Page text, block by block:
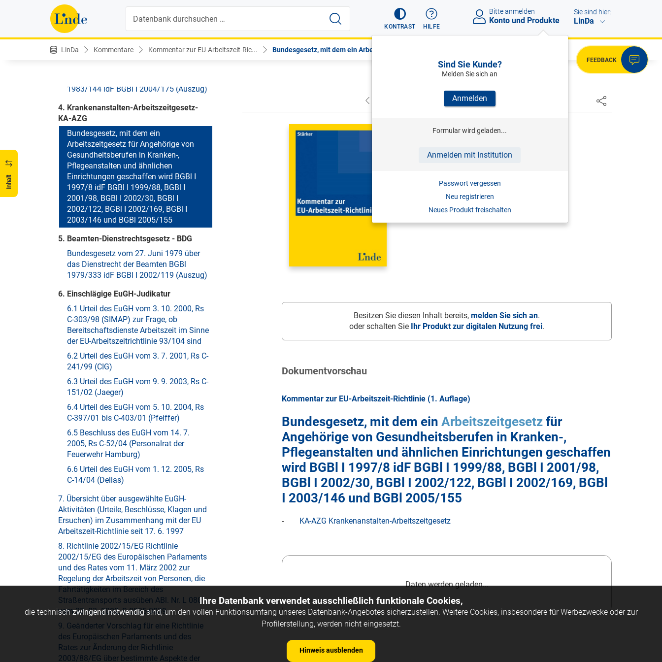
KONTRAST HILFE
Bitte anmelden
Konto und Produkte
Sind Sie Kunde?
Melden Sie sich an
Anmelden
Formular wird geladen...
Anmelden mit Institution
Passwort vergessen
Neu registrieren
Neues Produkt freischalten
Sie sind hier:
LinDa
LinDa Kommentare Kommentar zur EU-Arbeitszeit-Ric... Bundesgesetz, mit dem ein Arbeit...
FEEDBACK
Inhalt
über die Regelung der Arbeitszeit BGBl
1969/461 idF BGBl I 2004/175 (Auszug)
3. Arbeitsruhegesetz-ARG
Bundesgesetz vom 3. Februar 1983 über
1983/144 idF BGBl I 2004/175 (Auszug)
4. Krankenanstalten-Arbeitszeitgesetz-
KA-AZG
Bundesgesetz, mit dem ein
Arbeitszeitgesetz für Angehörige von
Gesundheitsberufen in Kranken-,
Pflegeanstalten und ähnlichen
Einrichtungen geschaffen wird BGBl I
1997/8 idF BGBl I 1999/88, BGBl I
2001/98, BGBl I 2002/30, BGBl I
2002/122, BGBl I 2002/169, BGBl I
2003/146 und BGBl 2005/155
5. Beamten-Dienstrechtsgesetz - BDG
Bundesgesetz vom 27. Juni 1979 über
das Dienstrecht der Beamten BGBl
1979/333 idF BGBl I 2002/119 (Auszug)
6. Einschlägige EuGH-Judikatur
6.1 Urteil des EuGH vom 3. 10. 2000, Rs
C-303/98 (SIMAP) zur Frage, ob
Bereitschaftsdienste Arbeitszeit im Sinne
der EU-Arbeitszeitrichtlinie 93/104 sind
6.2 Urteil des EuGH vom 3. 7. 2001, Rs C-
241/99 (CIG)
6.3 Urteil des EuGH vom 9. 9. 2003, Rs C-
151/02 (Jaeger)
6.4 Urteil des EuGH vom 5. 10. 2004, Rs
C-397/01 bis C-403/01 (Pfeiffer)
6.5 Beschluss des EuGH vom 14. 7.
2005, Rs C-52/04 (Personalrat der
Feuerwehr Hamburg)
6.6 Urteil des EuGH vom 1. 12. 2005, Rs
C-14/04 (Dellas)
7. Übersicht über ausgewählte EuGH-
Aktivitäten (Urteile, Beschlüsse, Klagen und
Ersuchen) im Zusammenhang mit der EU
Arbeitszeit-Richtlinie seit 17. 6. 1997
8. Richtlinie 2002/15/EG Richtlinie
2002/15/EG des Europäischen Parlaments
und des Rates vom 11. März 2002 zur
Regelung der Arbeitszeit von Personen, die
Fahrtätigkeiten im Bereich des
Straßentransports ausüben ABl. Nr. L 080
vom 23. 03. 2002, S 0035-0039
9. Geänderter Vorschlag für eine Richtlinie
des Europäischen Parlaments und des
Rates zur Änderung der Richtlinie
2003/88/EG über bestimmte Aspekte der
NÄCHSTER
1. Aufl. 2006
3-7073-0885-5
Besitzen Sie diesen Inhalt bereits, melden Sie sich an.
oder schalten Sie Ihr Produkt zur digitalen Nutzung frei.
Dokumentvorschau
Kommentar zur EU-Arbeitszeit-Richtlinie (1. Auflage)
Bundesgesetz, mit dem ein Arbeitszeitgesetz für
Angehörige von Gesundheitsberufen in Kranken-,
Pflegeanstalten und ähnlichen Einrichtungen geschaffen
wird BGBl I 1997/8 idF BGBl I 1999/88, BGBl I 2001/98,
BGBl I 2002/30, BGBl I 2002/122, BGBl I 2002/169, BGBl
I 2003/146 und BGBl 2005/155
- KA-AZG Krankenanstalten-Arbeitszeitgesetz
Daten werden geladen...
Ihre Datenbank verwendet ausschließlich funktionale Cookies,
die technischzwingend notwendigsind, um den vollen Funktionsumfang unseres Datenbank-Angebotes sicherzustellen. Weitere Cookies, insbesondere für Werbezwecke oder zur
Profilerstellung, werden nicht eingesetzt.
Hinweis ausblenden